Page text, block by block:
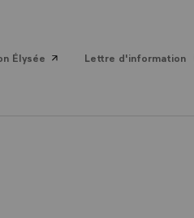
Élysée Lettre d'information